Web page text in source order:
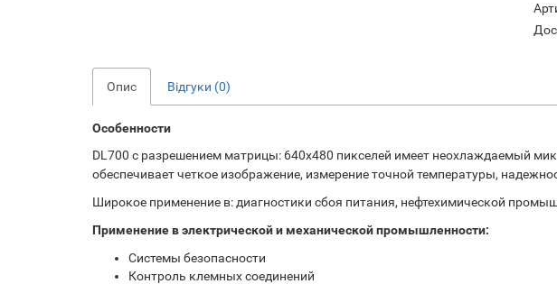
Опис Відгуки (0)
Особенности
DL700 с разрешением матрицы: 640х480 пикселей имеет неохлаждаемый
обеспечивает четкое изображение, измерение точной температуры,
Широкое применение в: диагностики сбоя питания, нефтехимической
Применение в электрической и механической промышленности:
Системы безопасности
Контроль клемных соединений